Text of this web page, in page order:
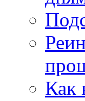
Как